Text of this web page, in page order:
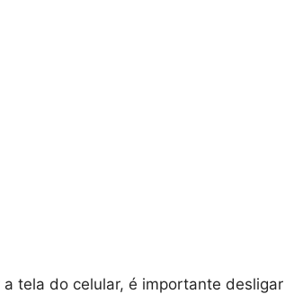
tela do celular, é importante desligar